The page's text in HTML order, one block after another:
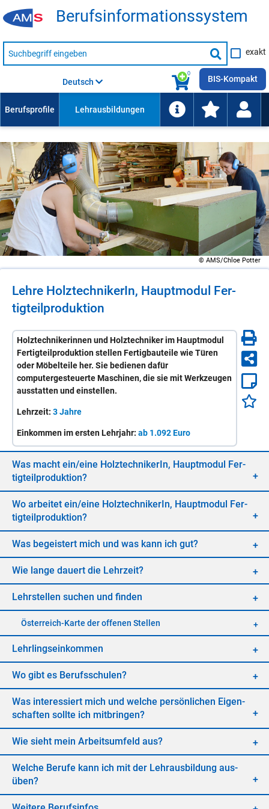
Be­rufs­in­for­ma­ti­ons­sys­tem
Suche
nach
Suche
starten
exakt
0
Deutsch BIS-Kompakt
© AMS/Chloe Potter
Lehre Holz­tech­ni­ke­rIn, Haupt­mo­dul Fer­
tig­teil­pro­duk­ti­on
Holztechnikerinnen und Holztechniker im Hauptmodul
Fertigteilproduktion stellen Fertigbauteile wie Türen
oder Möbelteile her. Sie bedienen dafür
computergesteuerte Maschinen, die sie mit Werkzeugen
ausstatten und einstellen.
Lehrzeit: 3 Jahre
Einkommen im ersten Lehrjahr: ab 1.092 Euro
Was macht ein/​eine Holz­tech­ni­ke­rIn, Haupt­mo­dul Fer­
tig­teil­pro­duk­ti­on?
Wo ar­bei­tet ein/​eine Holz­tech­ni­ke­rIn, Haupt­mo­dul Fer­
tig­teil­pro­duk­ti­on?
Was be­geis­tert mich und was kann ich gut?
Wie lan­ge dau­ert die Lehr­zeit?
Lehr­stel­len su­chen und fin­den
Öster­reich-Kar­te der of­fe­nen Stel­len
Lehr­lings­ein­kom­men
Wo gibt es Be­rufs­schu­len?
Was in­ter­es­siert mich und wel­che per­sön­li­chen Ei­gen­
schaf­ten soll­te ich mit­brin­gen?
Wie sieht mein Ar­beits­um­feld aus?
Wel­che Be­ru­fe kann ich mit der Lehr­aus­bil­dung aus­
üben?